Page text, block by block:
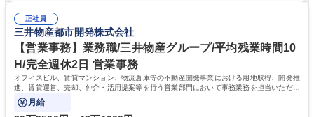
ルプロデュースしているため、商品に関わる全ての業務をサポート頂きま
す。 募集職種 東京都中央区【営業事務・貿易事務】食品商社/残業少なめ/
リモート等相談可
の強み】1991年の設立以来、外食産業を中心としたお客様の多様なニー
ズに沿った冷凍水産物等の生産・輸入・販売を一貫して手掛けています。
自社工場と海外拠点の強固な連携によるワンストップサービスが最大の強
みです。 学歴・資格 学歴：大学院 大学 語学力：英語 資格：
正社員
三井物産都市開発株式会社
【営業事務】業務職/三井物産グループ/平均残業時間10
H/完全週休2日 営業事務
オフィスビル、賃貸マンション、物流倉庫等の不動産開発事業における用地取得、開発推
進、賃貸運営、売却、仲介・活用提案等を行う営業部門において事務業務を担当いただき
ます。
月給